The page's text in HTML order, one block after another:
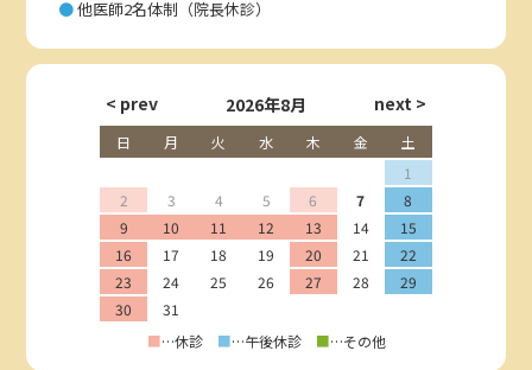
●他医師2名体制（院長休診）
2026年8月
日 月 火 水 木 金
土
1
2
3 4 5 6 7
8
9
10 11 12 13 14
15
16
17 18 19 20 21
22
23
24 25 26 27 28
29
30
31
■…休診 ■…午後休診 ■…その他